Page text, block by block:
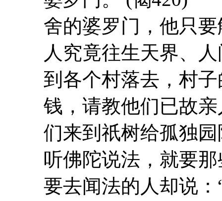
舍的婆罗门，他只
人究竟往生天界、
到各个村落去，村
钱，请教他们已故
们来到祇树给孤独
听佛陀说法，就要
要去闻法的人却说：